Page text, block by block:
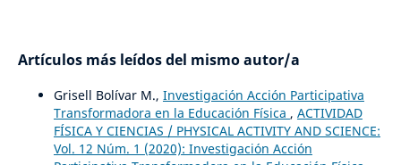
Artículos más leídos del mismo autor/a
Grisell Bolívar M., Investigación Acción Participativa
Transformadora en la Educación Física , ACTIVIDAD
FÍSICA Y CIENCIAS / PHYSICAL ACTIVITY AND SCIENCE:
Vol. 12 Núm. 1 (2020): Investigación Acción